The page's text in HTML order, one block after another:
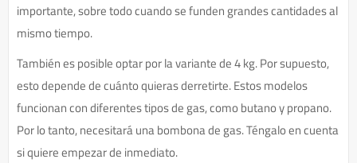
importante, sobre todo cuando se funden grandes cantidades al
mismo tiempo.
También es posible optar por la variante de 4 kg. Por supuesto,
esto depende de cuánto quieras derretirte. Estos modelos
funcionan con diferentes tipos de gas, como butano y propano.
Por lo tanto, necesitará una bombona de gas. Téngalo en cuenta
si quiere empezar de inmediato.